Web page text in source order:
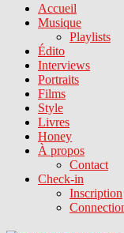
Accueil
Musique
Playlists
Édito
Interviews
Portraits
Films
Style
Livres
Honey
À propos
Contact
Check-in
Inscription